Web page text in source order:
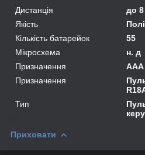
Дистанція
до 8
Якість
Кількість батарейок
55
Мікросхема
н. д
Призначення
AAA
Призначення
Тип
Приховати